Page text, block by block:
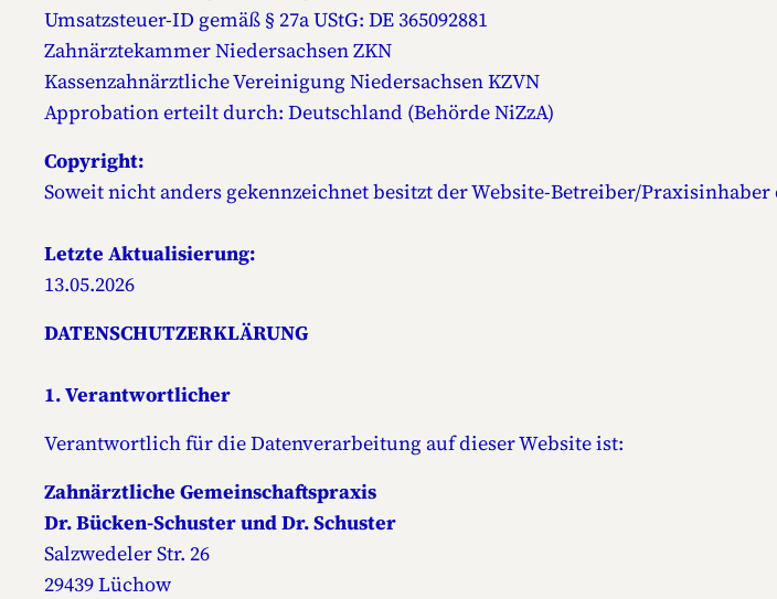
Umsatzsteuer-ID gemäß § 27a UStG: DE 365092881
Zahnärztekammer Niedersachsen ZKN
Kassenzahnärztliche Vereinigung Niedersachsen KZVN
Approbation erteilt durch: Deutschland (Behörde NiZzA)
Copyright:
Soweit nicht anders gekennzeichnet besitzt der Website-Betreiber/
Letzte Aktualisierung:
13.05.2026
DATENSCHUTZERKLÄRUNG
1. Verantwortlicher
Verantwortlich für die Datenverarbeitung auf dieser Website ist:
Zahnärztliche Gemeinschaftspraxis
Dr. Bücken-Schuster und Dr. Schuster
Salzwedeler Str. 26
29439 Lüchow